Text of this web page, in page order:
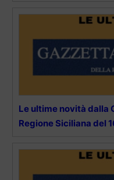
Le ultime novità dalla
Regione Siciliana del